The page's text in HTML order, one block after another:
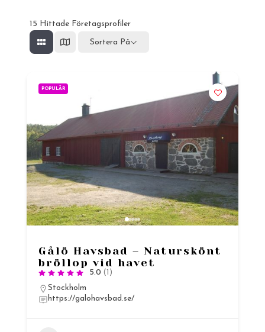
15 Hittade Företagsprofiler
Sortera På
POPULÄR
Gålö Havsbad – Naturskönt
bröllop vid havet
5.0 (1)
Stockholm
https://galohavsbad.se/